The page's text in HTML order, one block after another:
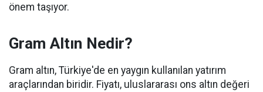
önem taşıyor.
Gram Altın Nedir?
Gram altın, Türkiye'de en yaygın kullanılan yatırım
araçlarından biridir. Fiyatı, uluslararası ons altın değeri